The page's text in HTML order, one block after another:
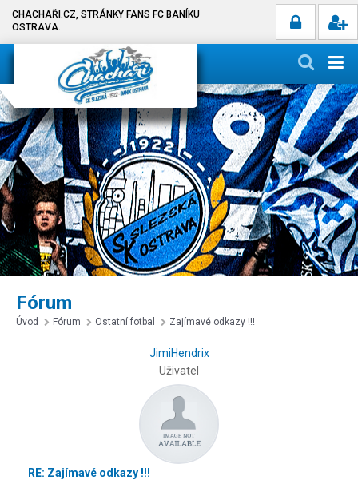
CHACHAŘI.CZ, STRÁNKY FANS FC BANÍKU
OSTRAVA.
Fórum
Úvod Fórum Ostatní fotbal Zajímavé odkazy !!!
JimiHendrix
Uživatel
RE: Zajímavé odkazy !!!